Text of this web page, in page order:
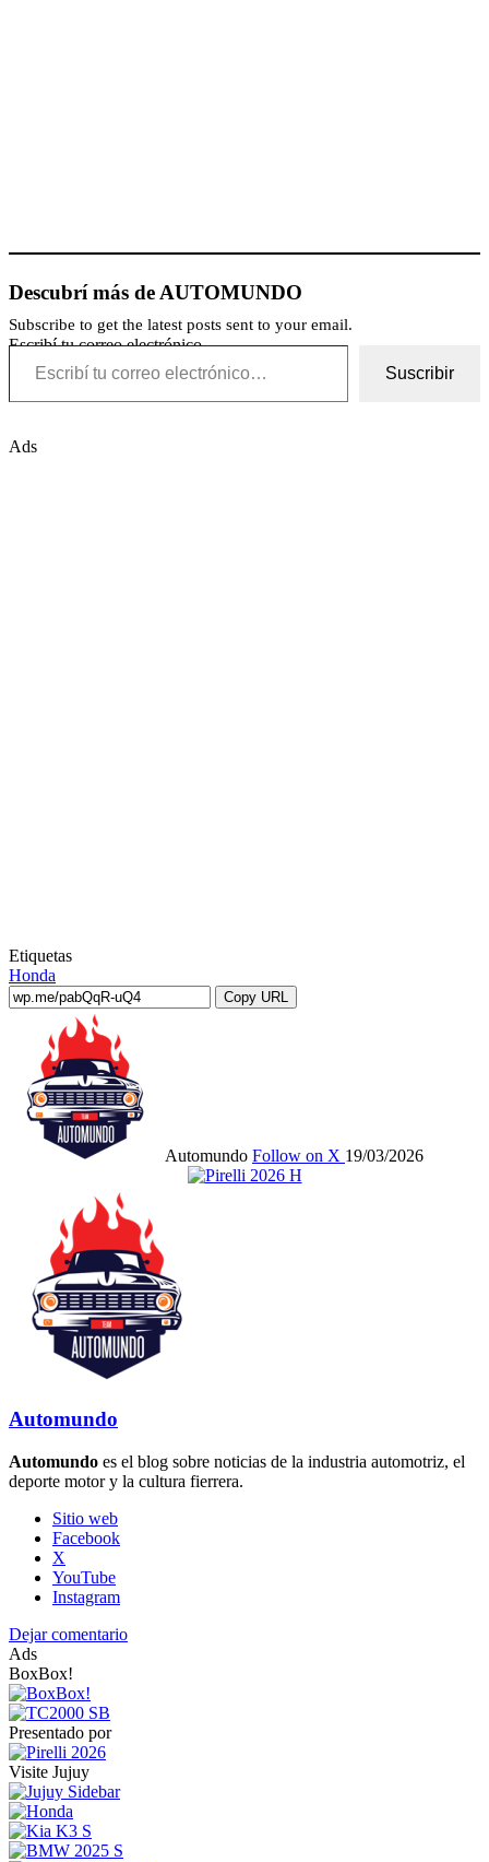
Descubrí más de AUTOMUNDO
Subscribe to get the latest posts sent to your email.
Escribí tu correo electrónico…
Suscribir
Ads
Etiquetas
Honda
Copy URL
Automundo Follow on X 19/03/2026
Automundo
Automundo es el blog sobre noticias de la industria automotriz, el
deporte motor y la cultura fierrera.
Sitio web
Facebook
X
YouTube
Instagram
Dejar comentario
Ads
BoxBox!
Presentado por
Visite Jujuy